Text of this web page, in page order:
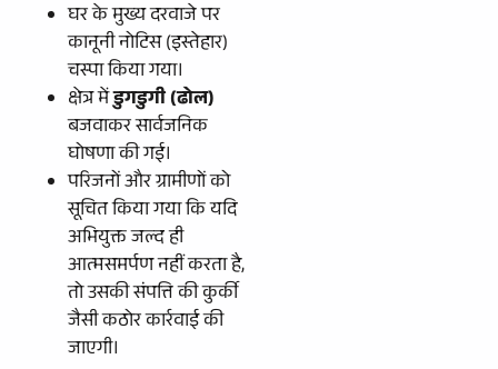
​घर के मुख्य दरवाजे पर
कानूनी नोटिस (इस्तेहार)
चस्पा किया गया।
​क्षेत्र मेंडुगडुगी (ढोल)
बजवाकर सार्वजनिक
घोषणा की गई।
​परिजनों और ग्रामीणों को
सूचित किया गया कि यदि
अभियुक्त जल्द ही
आत्मसमर्पण नहीं करता है,
तो उसकी संपत्ति की कुर्की
जैसी कठोर कार्रवाई की
जाएगी।